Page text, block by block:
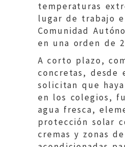
temperaturas
lugar de trabajo
Comunidad
en una orden de
A corto plazo,
concretas, desde
solicitan que
en los colegios,
agua fresca,
protección solar
cremas y zonas